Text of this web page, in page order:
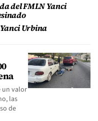
del FMLN Yanci
Urbina
un valor
las
de